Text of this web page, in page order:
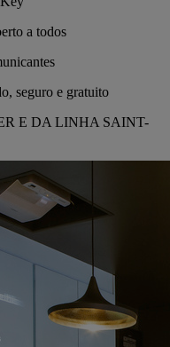
a todos
seguro e gratuito
E DA LINHA SAINT-